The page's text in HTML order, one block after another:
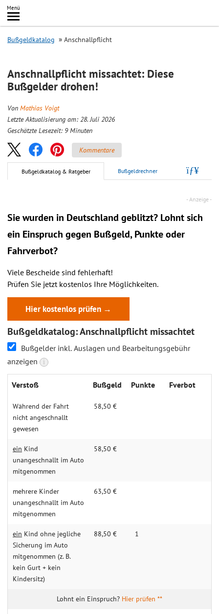
Inhalt
springen
Menü
Search
Bußgeldkatalog Anschnallpflicht
Anschnallpflicht missachtet: Diese
Bußgelder drohen!
Von Mathias Voigt
Letzte Aktualisierung am: 28. Juli 2026
Geschätzte Lesezeit: 9 Minuten
Kommentare
Bußgeldkatalog & Ratgeber Bußgeldrechner
Sie wurden in Deutschland geblitzt? Lohnt sich
ein Einspruch gegen Bußgeld, Punkte oder
Fahrverbot?
Viele Bescheide sind fehlerhaft!
Prüfen Sie jetzt kostenlos Ihre Möglichkeiten.
Hier kostenlos prüfen →
Bußgeldkatalog: Anschnallpflicht missachtet
Bußgelder inkl. Auslagen und Bearbeitungsgebühr
anzeigen
i
Verstoß Bußgeld Punkte Fverbot
Während der Fahrt
nicht angeschnallt
gewesen
58,50 €
ein Kind
unangeschnallt im Auto
mitgenommen
58,50 €
mehrere Kinder
unangeschnallt im Auto
mitgenommen
63,50 €
ein Kind ohne jegliche
Sicherung im Auto
mitgenommen (z. B.
kein Gurt + kein
Kindersitz)
88,50 € 1
Hier prüfen **